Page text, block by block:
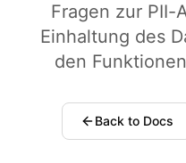
Fragen zur PII-
Einhaltung des
den
Back to Docs